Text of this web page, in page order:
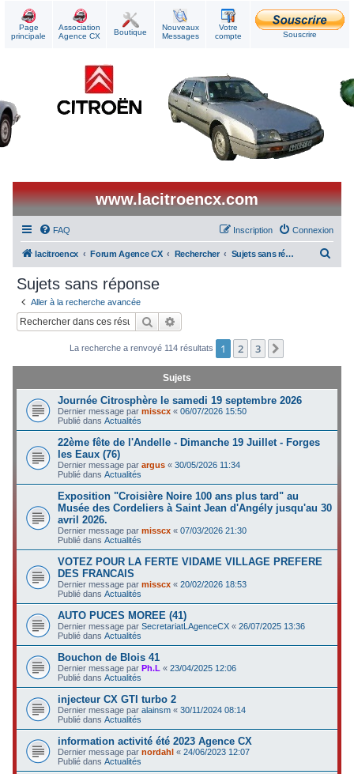
Page
principale
Association
Agence CX
Boutique
Nouveaux
Messages
Votre
compte
Souscrire
www.lacitroencx.com
FAQ Connexion
Inscription
lacitroencx Forum Agence CX Rechercher Sujets sans réponse
c
Sujets sans réponse
Aller à la recherche avancée
Rechercher
La recherche a renvoyé 114 résultats 1 2 3
Sujets
Journée Citrosphère le samedi 19 septembre 2026
Dernier message parmisscx «06/07/2026 15:50
Publié dansActualités
22ème fête de l'Andelle - Dimanche 19 Juillet - Forges
les Eaux (76)
Dernier message parargus «30/05/2026 11:34
Publié dansActualités
Exposition "Croisière Noire 100 ans plus tard" au
Musée des Cordeliers à Saint Jean d'Angély jusqu'au 30
avril 2026.
Dernier message parmisscx «07/03/2026 21:30
Publié dansActualités
VOTEZ POUR LA FERTE VIDAME VILLAGE PREFERE
DES FRANCAIS
Dernier message parmisscx «20/02/2026 18:53
Publié dansActualités
AUTO PUCES MOREE (41)
Dernier message parSecretariatLAgenceCX «26/07/2025 13:36
Publié dansActualités
Bouchon de Blois 41
Dernier message parPh.L «23/04/2025 12:06
Publié dansActualités
injecteur CX GTI turbo 2
Dernier message paralainsm «30/11/2024 08:14
Publié dansActualités
information activité été 2023 Agence CX
Dernier message parnordahl «24/06/2023 12:07
Publié dansActualités